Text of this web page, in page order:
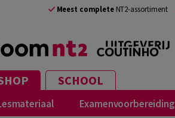
Meest completeNT2-assortiment
SCHOOL
Examenvoorbereiding